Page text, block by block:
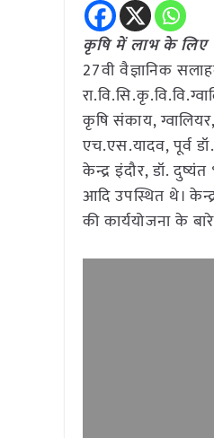
कृषि में लाभ के लिए
27वी वैज्ञानिक
कृषि संकाय,
एच.एस.यादव, पूर्व
केन्द्र इंदौर, डॉ.
आदि उपस्थित थे।
की कार्ययोजना के